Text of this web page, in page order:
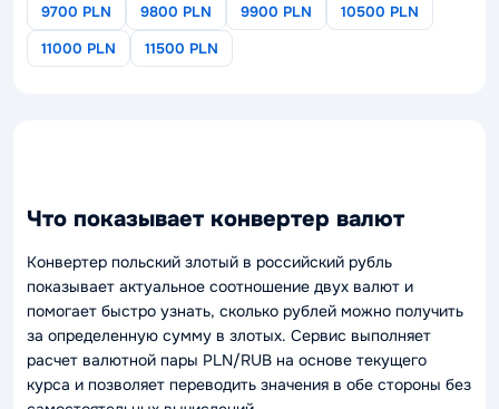
9700 PLN 9800 PLN 9900 PLN
10500 PLN
11000 PLN
11500 PLN
Что показывает конвертер валют
Конвертер польский злотый в российский рубль
показывает актуальное соотношение двух валют и
помогает быстро узнать, сколько рублей можно получить
за определенную сумму в злотых. Сервис выполняет
расчет валютной пары PLN/RUB на основе текущего
курса и позволяет переводить значения в обе стороны без